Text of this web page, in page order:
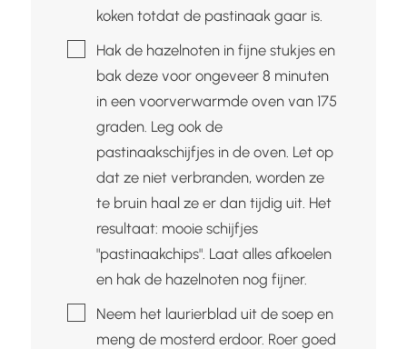
koken totdat de pastinaak gaar is.
▢Hak de hazelnoten in fijne stukjes en
bak deze voor ongeveer 8 minuten
in een voorverwarmde oven van 175
graden. Leg ook de
pastinaakschijfjes in de oven. Let op
dat ze niet verbranden, worden ze
te bruin haal ze er dan tijdig uit. Het
resultaat: mooie schijfjes
"pastinaakchips". Laat alles afkoelen
en hak de hazelnoten nog fijner.
▢Neem het laurierblad uit de soep en
meng de mosterd erdoor. Roer goed